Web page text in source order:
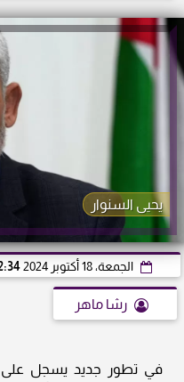
يحيى السنوار
الجمعة، 18 أكتوبر 2024
رشا ماهر
في تطور جديد يسجل على